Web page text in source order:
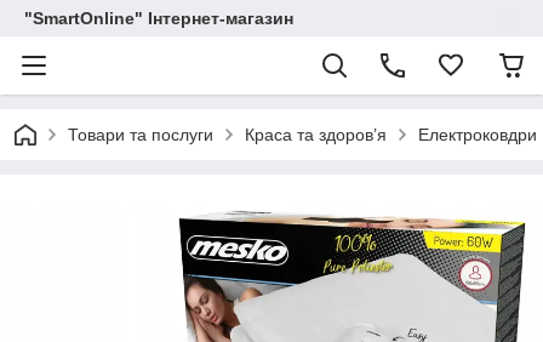
"SmartOnline" Інтернет-магазин
Товари та послуги Краса та здоров’я Електроковдри